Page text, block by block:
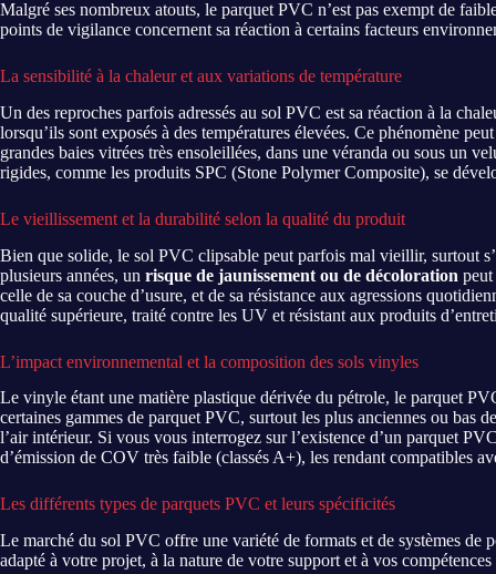
Malgré ses nombreux atouts, le parquet PVC n’est pas exempt de
points de vigilance concernent sa réaction à certains facteurs
La sensibilité à la chaleur et aux variations de température
Un des reproches parfois adressés au sol PVC est sa réaction à la
lorsqu’ils sont exposés à des températures élevées. Ce phénomène
grandes baies vitrées très ensoleillées, dans une véranda ou sous un
rigides, comme les produits SPC (Stone Polymer Composite), se
Le vieillissement et la durabilité selon la qualité du produit
Bien que solide, le sol PVC clipsable peut parfois mal vieillir, surtout
plusieurs années, un risque de jaunissement ou de décoloration
celle de sa couche d’usure, et de sa résistance aux agressions
qualité supérieure, traité contre les UV et résistant aux produits
L’impact environnemental et la composition des sols vinyles
Le vinyle étant une matière plastique dérivée du pétrole, le parquet
certaines gammes de parquet PVC, surtout les plus anciennes ou bas
l’air intérieur. Si vous vous interrogez sur l’existence d’un parquet
d’émission de COV très faible (classés A+), les rendant compatibles
Les différents types de parquets PVC et leurs spécificités
Le marché du sol PVC offre une variété de formats et de systèmes de
adapté à votre projet, à la nature de votre support et à vos